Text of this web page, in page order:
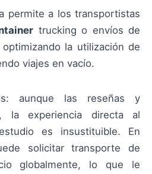
permite a los transportistas
trucking o envíos de
la utilización de
viajes en vacío.
aunque las reseñas y
la experiencia directa al
es insustituible. En
solicitar transporte de
globalmente, lo que le